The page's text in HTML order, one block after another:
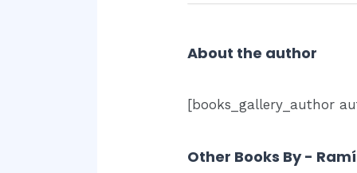
About the author
[books_gallery_author
Other Books By -